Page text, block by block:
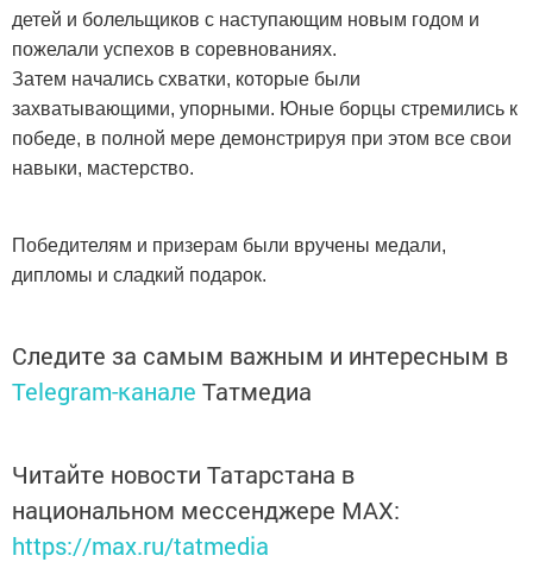
детей и болельщиков с наступающим новым годом и
пожелали успехов в соревнованиях.
Затем начались схватки, которые были
захватывающими, упорными. Юные борцы стремились к
победе, в полной мере демонстрируя при этом все свои
навыки, мастерство.
Победителям и призерам были вручены медали,
дипломы и сладкий подарок.
Следите за самым важным и интересным в
Telegram-канале Татмедиа
Читайте новости Татарстана в
национальном мессенджере MАХ:
https://max.ru/tatmedia